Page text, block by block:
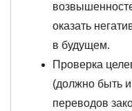
оказать
в будущем.
Проверка
(должно быть
переводов